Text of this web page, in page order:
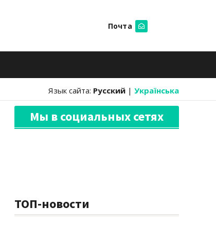
Почта
Язык сайта: Русский | Українська
Мы в социальных сетях
ТОП-новости